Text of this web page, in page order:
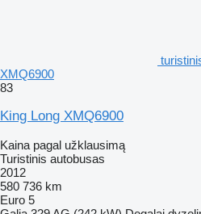
XMQ6900
83
King Long XMQ6900
Kaina pagal užklausimą
Turistinis autobusas
2012
580 736 km
Euro 5